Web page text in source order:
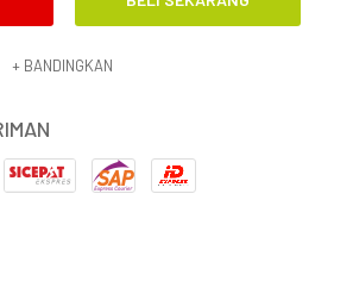
+ BANDINGKAN